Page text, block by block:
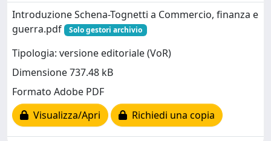
Introduzione Schena-Tognetti a Commercio, finanza e
guerra.pdf
Solo gestori archivio
Tipologia: versione editoriale (VoR)
Dimensione 737.48 kB
Formato Adobe PDF
Visualizza/Apri
Richiedi una copia